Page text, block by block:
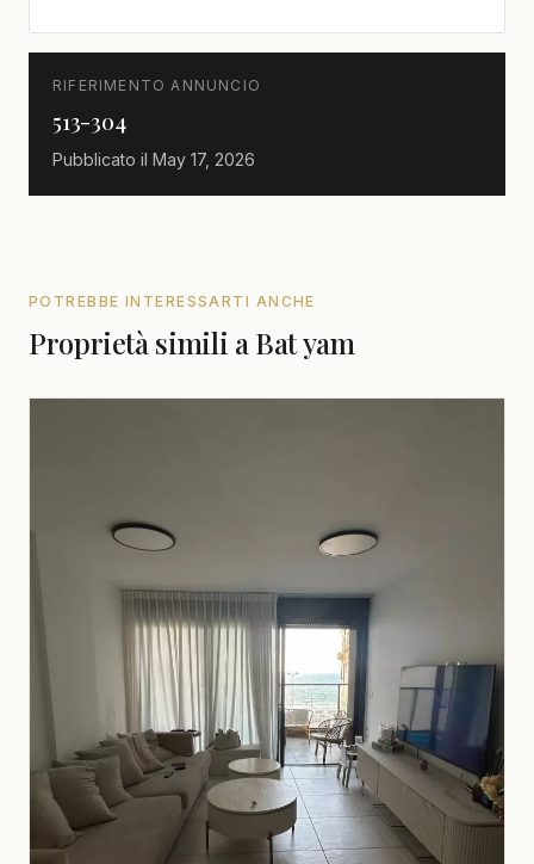
RIFERIMENTO ANNUNCIO
513-304
Pubblicato il May 17, 2026
POTREBBE INTERESSARTI ANCHE
Proprietà simili a Bat yam